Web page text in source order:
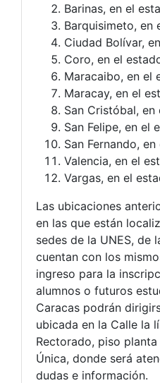
Barinas, en el
Barquisimeto, en
Ciudad Bolívar,
Coro, en el
Maracaibo, en el
Maracay, en el
San Cristóbal, en
San Felipe, en el
San Fernando,
Valencia, en el
Vargas, en el
Las ubicaciones
en las que están
sedes de la UNES, de
cuentan con los
ingreso para la
alumnos o futuros
Caracas podrán
ubicada en la Calle la
Rectorado, piso
Única, donde será
dudas e información.